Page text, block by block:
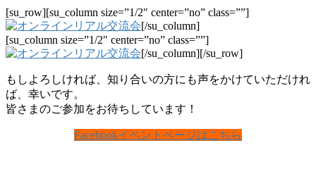
[su_row][su_column size=”1/2″ center=”no” class=””]
[/su_column]
[su_column size=”1/2″ center=”no” class=””]
[/su_column][/su_row]
もしよろしければ、知り合いの方にも声をかけていただけれ
ば、幸いです。
皆さまのご参加をお待ちしています！
Facebookイベントページはこちら